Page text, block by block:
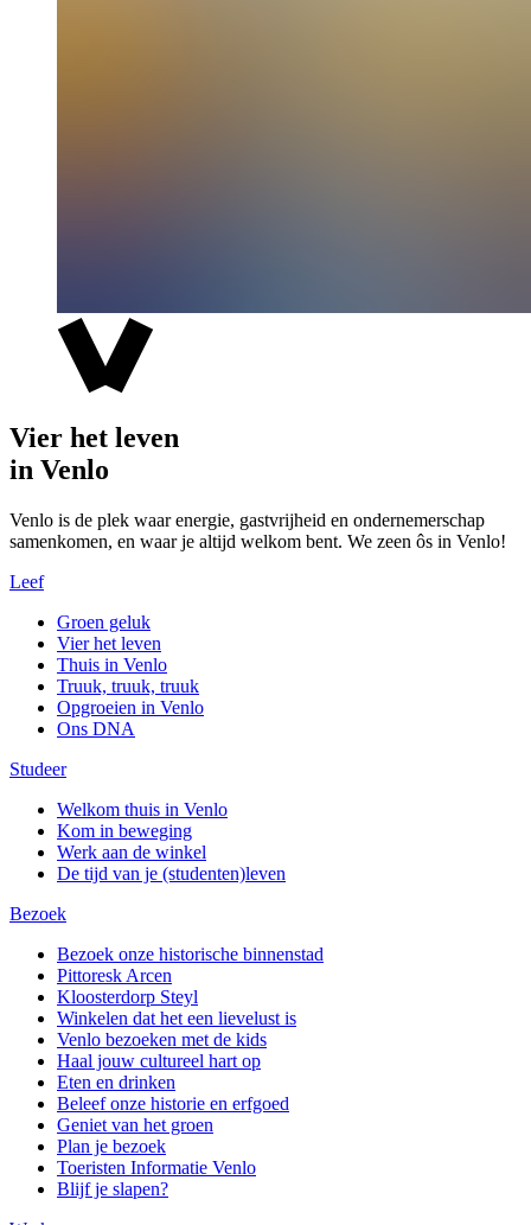
Vier het leven
in Venlo
Venlo is de plek waar energie, gastvrijheid en ondernemerschap
samenkomen, en waar je altijd welkom bent. We zeen ôs in Venlo!
Leef
Groen geluk
Vier het leven
Thuis in Venlo
Truuk, truuk, truuk
Opgroeien in Venlo
Ons DNA
Studeer
Welkom thuis in Venlo
Kom in beweging
Werk aan de winkel
De tijd van je (studenten)leven
Bezoek
Bezoek onze historische binnenstad
Pittoresk Arcen
Kloosterdorp Steyl
Winkelen dat het een lievelust is
Venlo bezoeken met de kids
Haal jouw cultureel hart op
Eten en drinken
Beleef onze historie en erfgoed
Geniet van het groen
Plan je bezoek
Toeristen Informatie Venlo
Blijf je slapen?